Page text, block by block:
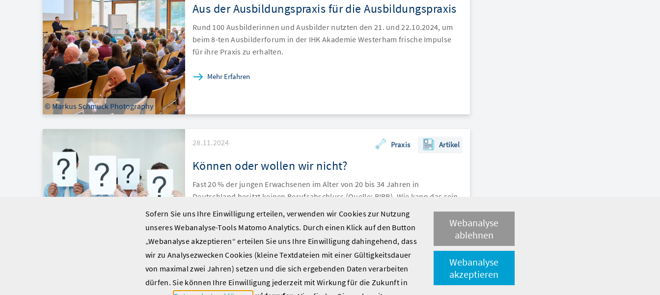
© Markus Schmuck Photography
Aus der Ausbildungspraxis für die Ausbildungspraxis
Rund 100 Ausbilderinnen und Ausbilder nutzten den 21. und 22.10.2024, um
beim 8-ten Ausbilderforum in der IHK Akademie Westerham frische Impulse
für ihre Praxis zu erhalten.
Mehr Erfahren
28.11.2024 Praxis Artikel
Können oder wollen wir nicht?
Fast 20 % der jungen Erwachsenen im Alter von 20 bis 34 Jahren in
Deutschland besitzt keinen Berufsabschluss (Quelle: BIBB). Wie kann das sein,
wenn Auszubildende händeringend gesucht werden?
Mehr Erfahren
Sofern Sie uns Ihre Einwilligung erteilen, verwenden wir Cookies zur Nutzung
unseres Webanalyse-Tools Matomo Analytics. Durch einen Klick auf den Button
„Webanalyse akzeptieren“ erteilen Sie uns Ihre Einwilligung dahingehend, dass
wir zu Analysezwecken Cookies (kleine Textdateien mit einer Gültigkeitsdauer
von maximal zwei Jahren) setzen und die sich ergebenden Daten verarbeiten
dürfen. Sie können Ihre Einwilligung jederzeit mit Wirkung für die Zukunft in
Webanalyse
ablehnen
Webanalyse
akzeptieren